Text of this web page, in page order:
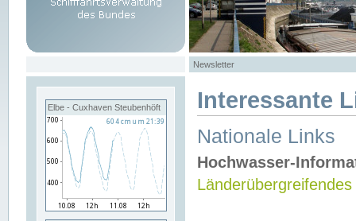
Newsletter
Elbe - Cuxhaven Steubenhöft Interessante
Nationale Links
Hochwasser-